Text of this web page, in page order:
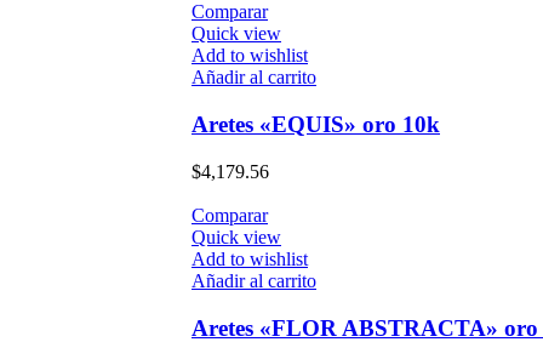
Comparar
Quick view
Add to wishlist
Añadir al carrito
Aretes «EQUIS» oro 10k
$4,179.56
Comparar
Quick view
Add to wishlist
Añadir al carrito
Aretes «FLOR ABSTRACTA»